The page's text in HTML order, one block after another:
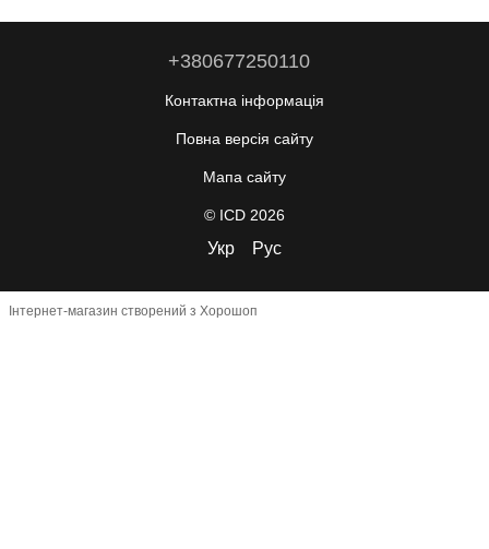
+380677250110
Контактна інформація
Повна версія сайту
Мапа сайту
© ICD 2026
Укр Рус
Інтернет-магазин створений з Хорошоп